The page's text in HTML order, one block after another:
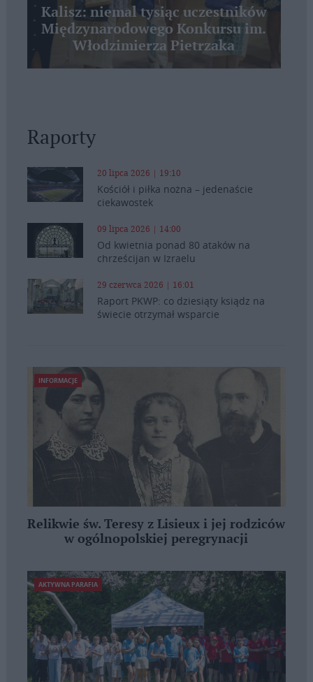
Kalisz: niemal tysiąc uczestników
Międzynarodowego Konkursu im.
Włodzimierza Pietrzaka
Raporty
20 lipca 2026 | 19:10
Kościół i piłka nożna – jedenaście
ciekawostek
09 lipca 2026 | 14:00
Od kwietnia ponad 80 ataków na
chrześcijan w Izraelu
29 czerwca 2026 | 16:01
Raport PKWP: co dziesiąty ksiądz na
świecie otrzymał wsparcie
INFORMACJE
Relikwie św. Teresy z Lisieux i jej rodziców
w ogólnopolskiej peregrynacji
AKTYWNA PARAFIA